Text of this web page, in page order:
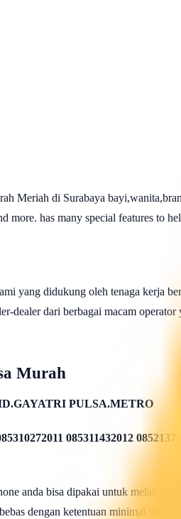
Meriah di Surabaya
more. has many special features to
yang didukung oleh tenaga kerja
dealer dari berbagai macam
Murah
PULSA.METRO
085311432012
anda bisa dipakai untuk
dengan ketentuan minimal